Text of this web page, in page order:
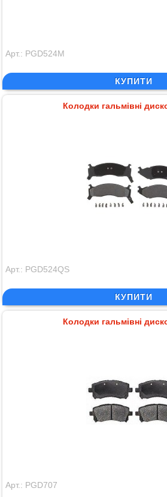
Арт.: PGD524M
КУПИТИ
Колодки гальмівні
Арт.: PGD524QS
КУПИТИ
Колодки гальмівні
Арт.: PGD707